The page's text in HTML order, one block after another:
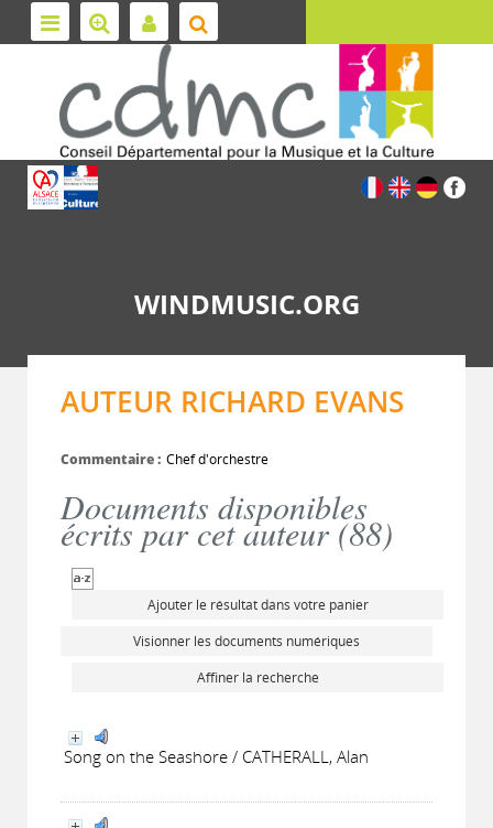
WINDMUSIC.ORG
AUTEUR RICHARD EVANS
Commentaire : Chef d'orchestre
Documents disponibles
écrits par cet auteur (88)
Ajouter le résultat dans votre panier
Visionner les documents numériques
Affiner la recherche
Song on the Seashore / CATHERALL, Alan